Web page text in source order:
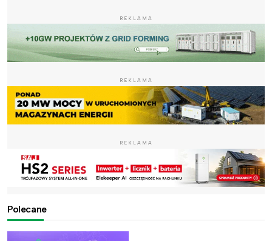
REKLAMA
REKLAMA
REKLAMA
Polecane